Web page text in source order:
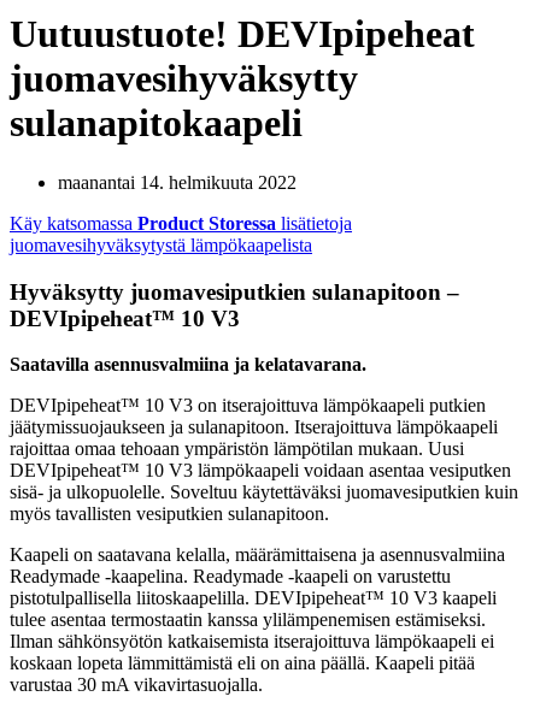
Uutuustuote! DEVIpipeheat
juomavesihyväksytty
sulanapitokaapeli
maanantai 14. helmikuuta 2022
Käy katsomassa Product Storessa lisätietoja
juomavesihyväksytystä lämpökaapelista
Hyväksytty juomavesiputkien sulanapitoon –
DEVIpipeheat™ 10 V3
Saatavilla asennusvalmiina ja kelatavarana.
DEVIpipeheat™ 10 V3 on itserajoittuva lämpökaapeli putkien
jäätymissuojaukseen ja sulanapitoon. Itserajoittuva lämpökaapeli
rajoittaa omaa tehoaan ympäristön lämpötilan mukaan. Uusi
DEVIpipeheat™ 10 V3 lämpökaapeli voidaan asentaa vesiputken
sisä- ja ulkopuolelle. Soveltuu käytettäväksi juomavesiputkien kuin
myös tavallisten vesiputkien sulanapitoon.
Kaapeli on saatavana kelalla, määrämittaisena ja asennusvalmiina
Readymade -kaapelina. Readymade -kaapeli on varustettu
pistotulpallisella liitoskaapelilla. DEVIpipeheat™ 10 V3 kaapeli
tulee asentaa termostaatin kanssa ylilämpenemisen estämiseksi.
Ilman sähkönsyötön katkaisemista itserajoittuva lämpökaapeli ei
koskaan lopeta lämmittämistä eli on aina päällä. Kaapeli pitää
varustaa 30 mA vikavirtasuojalla.